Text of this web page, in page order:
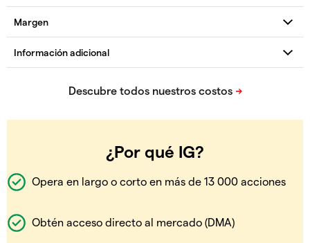
¿Por qué IG?
Opera en largo o corto en más de 13 000 acciones
Obtén acceso directo al mercado (DMA)